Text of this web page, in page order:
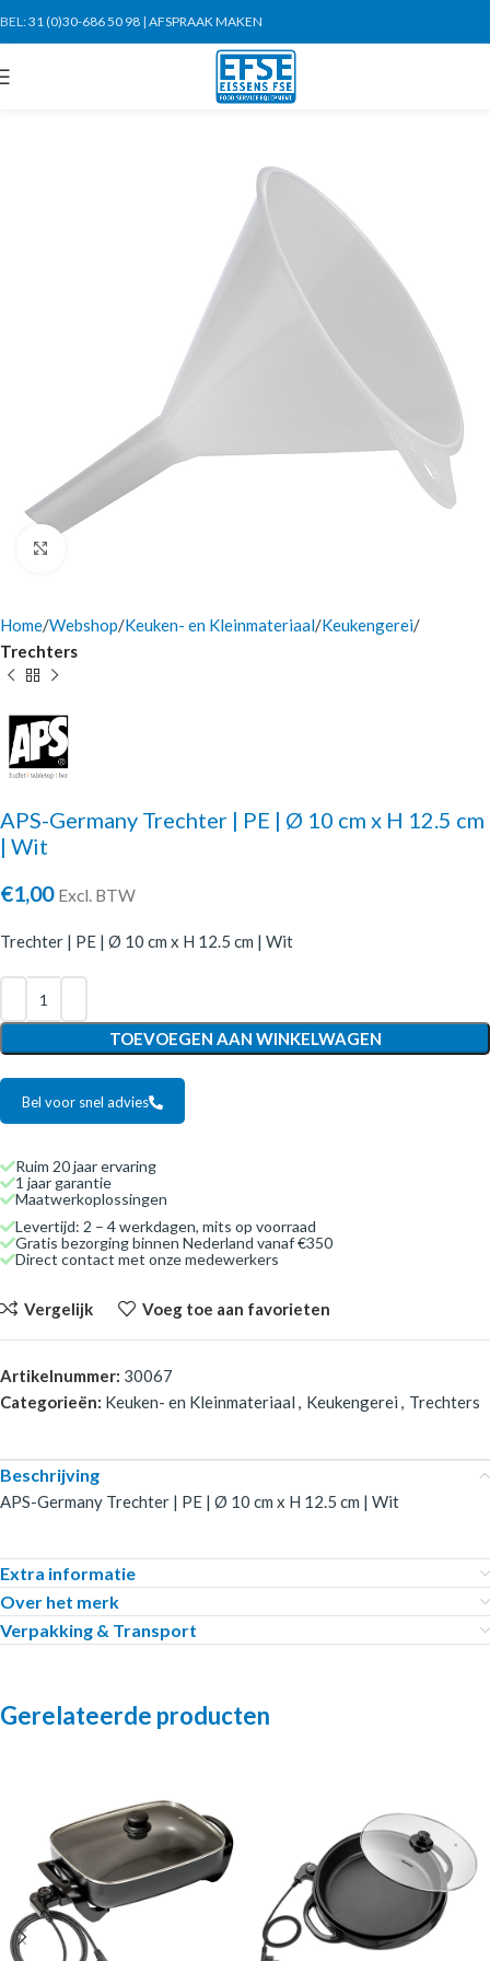
BEL:31 (0)30-686 50 98 | AFSPRAAK MAKEN
Home Webshop Keuken- en Kleinmateriaal Keukengerei
Trechters
APS-Germany Trechter | PE | Ø 10 cm x H 12.5 cm
| Wit
€1,00 Excl. BTW
Trechter | PE | Ø 10 cm x H 12.5 cm | Wit
TOEVOEGEN AAN WINKELWAGEN
Bel voor snel advies
Ruim 20 jaar ervaring
1 jaar garantie
Maatwerkoplossingen
Levertijd: 2 – 4 werkdagen, mits op voorraad
Gratis bezorging binnen Nederland vanaf €350
Direct contact met onze medewerkers
Vergelijk Voeg toe aan favorieten
Artikelnummer: 30067
Categorieën: Keuken- en Kleinmateriaal , Keukengerei , Trechters
Beschrijving
APS-Germany Trechter | PE | Ø 10 cm x H 12.5 cm | Wit
Extra informatie
Over het merk
Verpakking & Transport
Gerelateerde producten